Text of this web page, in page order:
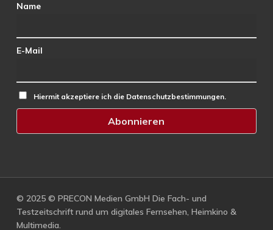
Name
E-Mail
Hiermit akzeptiere ich die Datenschutzbestimmungen.
© 2025 © PRECON Medien GmbH Die Fach- und
Testzeitschrift rund um digitales Fernsehen, Heimkino &
Multimedia.